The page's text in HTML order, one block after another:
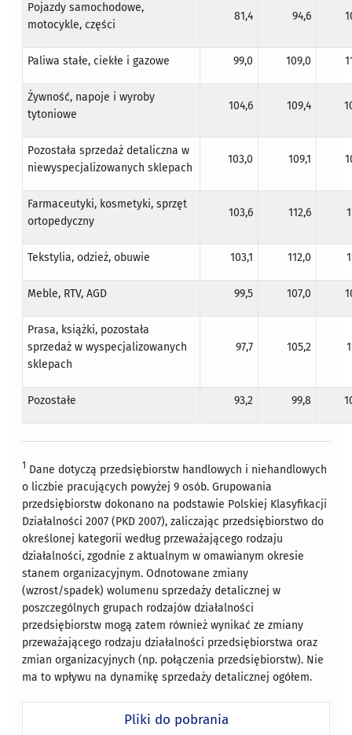
Pojazdy samochodowe,
motocykle, części
81,4 94,6
Paliwa stałe, ciekłe i gazowe 99,0 109,0
Żywność, napoje i wyroby
tytoniowe
104,6 109,4
Pozostała sprzedaż detaliczna w
niewyspecjalizowanych sklepach
103,0 109,1
Farmaceutyki, kosmetyki, sprzęt
ortopedyczny
103,6 112,6
Tekstylia, odzież, obuwie 103,1 112,0
Meble, RTV, AGD 99,5 107,0
Prasa, książki, pozostała
sprzedaż w wyspecjalizowanych
sklepach
97,7 105,2
Pozostałe 93,2 99,8
1 Dane dotyczą przedsiębiorstw handlowych i niehandlowych
o liczbie pracujących powyżej 9 osób. Grupowania
przedsiębiorstw dokonano na podstawie Polskiej Klasyfikacji
Działalności 2007 (PKD 2007), zaliczając przedsiębiorstwo do
określonej kategorii według przeważającego rodzaju
działalności, zgodnie z aktualnym w omawianym okresie
stanem organizacyjnym. Odnotowane zmiany
(wzrost/spadek) wolumenu sprzedaży detalicznej w
poszczególnych grupach rodzajów działalności
przedsiębiorstw mogą zatem również wynikać ze zmiany
przeważającego rodzaju działalności przedsiębiorstwa oraz
zmian organizacyjnych (np. połączenia przedsiębiorstw). Nie
ma to wpływu na dynamikę sprzedaży detalicznej ogółem.
Pliki do pobrania